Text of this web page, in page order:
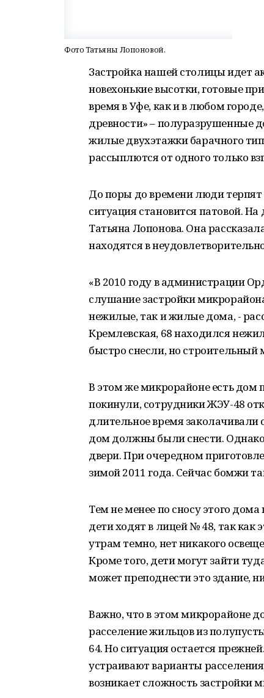
Фото Татьяны Лопоновой.
Застройка нашей столицы идет
новехонькие высотки, готовые
время в Уфе, как и в любом
древности» – полуразрушенные
жилые двухэтажки барачного
рассыплются от одного только
До поры до времени люди терпят
ситуация становится патовой.
Татьяна Лопонова. Она
находятся в
«В 2010 году в администрации
слушание застройки
нежилые, так и жилые дома, -
Кремлевская, 68 находился
быстро снесли, но строительный
В этом же микрорайоне есть дом
покинули, сотрудники ЖЭУ-48
длительное время заколачивали
дом должны были снести.
двери. При очередном
зимой 2011 года. Сейчас бомжи
Тем не менее по сносу этого
дети ходят в лицей № 48, так как
утрам темно, нет никакого
Кроме того, дети могут зайти
может преподнести это здание,
Важно, что в этом микрорайоне
расселение жильцов из
64. Но ситуация остается
устраивают варианты
возникает сложность застройки